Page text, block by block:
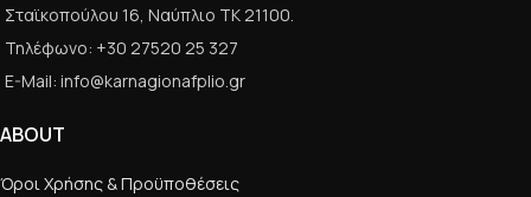
Σταϊκοπούλου 16, Ναύπλιο ΤΚ 21100.
Τηλέφωνο: +30 27520 25 327
E-Mail: info@karnagionafplio.gr
ABOUT
Όροι Χρήσης & Προϋποθέσεις